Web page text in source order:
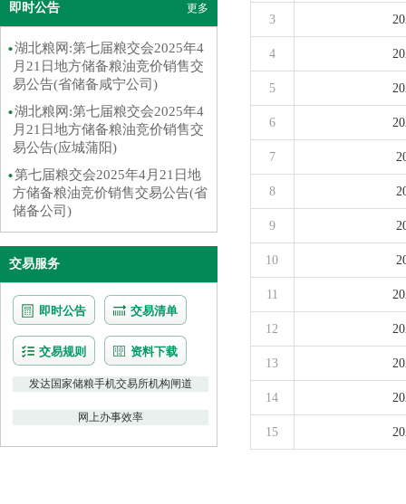
即时公告 更多
湖北粮网:第七届粮交会2025年4
月21日地方储备粮油竞价销售交
易公告(省储备咸宁公司)
湖北粮网:第七届粮交会2025年4
月21日地方储备粮油竞价销售交
易公告(应城蒲阳)
第七届粮交会2025年4月21日地
方储备粮油竞价销售交易公告(省
储备公司)
交易服务
即时公告 交易清单
交易规则 资料下载
发达国家储粮手机交易所机构闸道
网上办事效率
3
4
5
6
7
8
9
10
11
12
13
14
15